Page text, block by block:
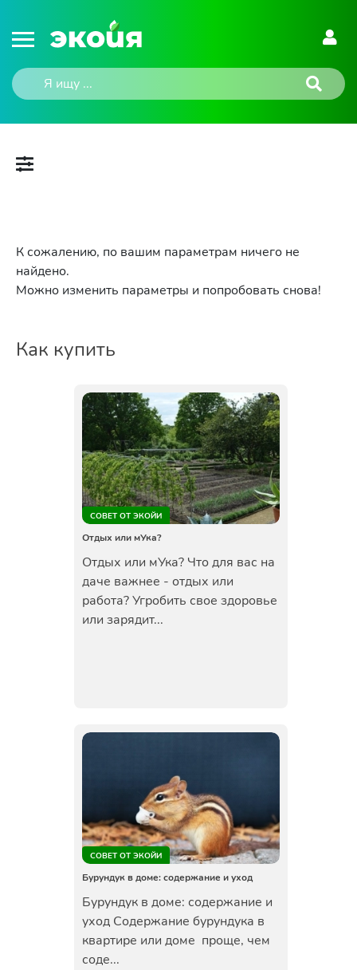
К сожалению, по вашим параметрам ничего не
найдено.
Можно изменить параметры и попробовать снова!
Как купить
СОВЕТ ОТ ЭКОЙИ
Отдых или мУка?
Отдых или мУка? Что для вас на
даче важнее - отдых или
работа? Угробить свое здоровье
или зарядит...
СОВЕТ ОТ ЭКОЙИ
Бурундук в доме: содержание и уход
Бурундук в доме: содержание и
уход Содержание бурундука в
квартире или доме проще, чем
соде...